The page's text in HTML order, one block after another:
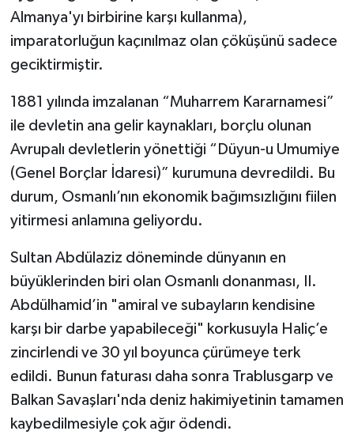
Almanya'yı birbirine karşı kullanma),
imparatorluğun kaçınılmaz olan çöküşünü sadece
geciktirmiştir.
1881 yılında imzalanan “Muharrem Kararnamesi”
ile devletin ana gelir kaynakları, borçlu olunan
Avrupalı devletlerin yönettiği “Düyun-u Umumiye
(Genel Borçlar İdaresi)” kurumuna devredildi. Bu
durum, Osmanlı’nın ekonomik bağımsızlığını fiilen
yitirmesi anlamına geliyordu.
Sultan Abdülaziz döneminde dünyanın en
büyüklerinden biri olan Osmanlı donanması, II.
Abdülhamid’in "amiral ve subayların kendisine
karşı bir darbe yapabileceği" korkusuyla Haliç’e
zincirlendi ve 30 yıl boyunca çürümeye terk
edildi. Bunun faturası daha sonra Trablusgarp ve
Balkan Savaşları'nda deniz hakimiyetinin tamamen
kaybedilmesiyle çok ağır ödendi.